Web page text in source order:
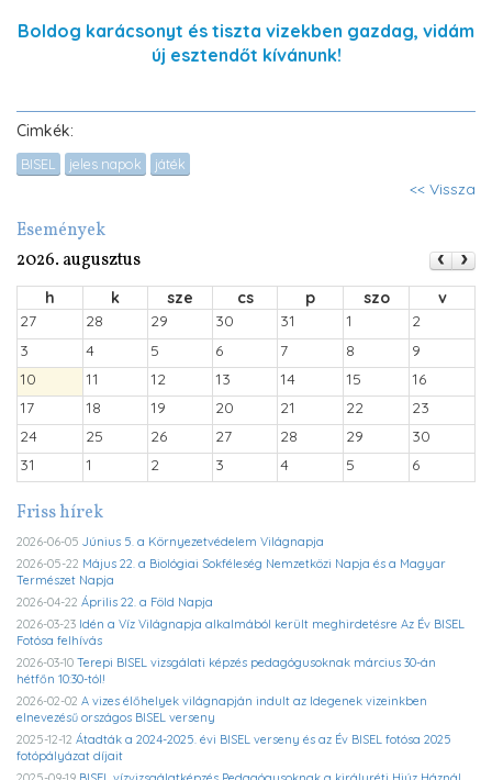
Boldog karácsonyt és tiszta vizekben gazdag, vidám
új esztendőt kívánunk!
Cimkék:
BISEL jeles napok játék
<< Vissza
Események
2026. augusztus
h k sze cs p szo
v
27
28 29 30 31 1
2
3
4 5 6 7 8
9
10
11 12 13 14 15
16
17
18 19 20 21 22
23
24
25 26 27 28 29
30
31
1 2 3 4 5 6
Friss hírek
2026-06-05 Június 5. a Környezetvédelem Világnapja
2026-05-22 Május 22. a Biológiai Sokféleség Nemzetközi Napja és a Magyar
Természet Napja
2026-04-22 Április 22. a Föld Napja
2026-03-23 Idén a Víz Világnapja alkalmából került meghirdetésre Az Év BISEL
Fotósa felhívás
2026-03-10 Terepi BISEL vizsgálati képzés pedagógusoknak március 30-án
hétfőn 10:30-tól!
2026-02-02 A vizes élőhelyek világnapján indult az Idegenek vizeinkben
elnevezésű országos BISEL verseny
2025-12-12 Átadták a 2024-2025. évi BISEL verseny és az Év BISEL fotósa 2025
fotópályázat díjait